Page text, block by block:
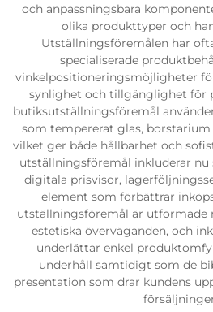
och anpassningsbara
olika produkttyper och
Utställningsföremålen har
specialiserade
vinkelpositioneringsmöjligheter
synlighet och tillgänglighet för
butiksutställningsföremål
som tempererat glas, borstarium
vilket ger både hållbarhet och
utställningsföremål inkluderar
digitala prisvisor,
element som förbättrar
utställningsföremål är utformade
estetiska överväganden, och
underlättar enkel
underhåll samtidigt som de
presentation som drar kundens